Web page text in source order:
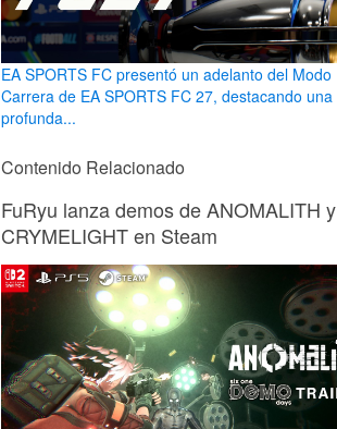
EA SPORTS FC presentó un adelanto del Modo
Carrera de EA SPORTS FC 27, destacando una
profunda...
Contenido Relacionado
FuRyu lanza demos de ANOMALITH y
CRYMELIGHT en Steam